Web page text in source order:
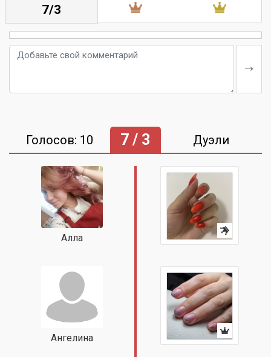
7/3
Голосов: 10 7 / 3 Дуэли
Алла
Ангелина